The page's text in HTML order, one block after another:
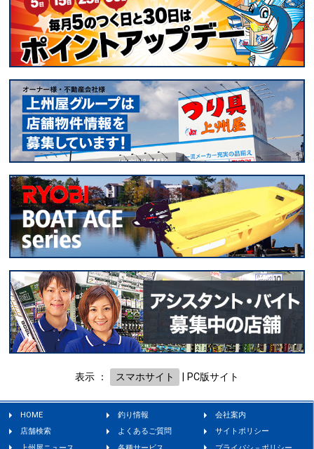
表示 ： スマホサイト PC版サイト
HOME 釣り情報
会社案内
店舗検索
よくあるご質問
サイトポリシー